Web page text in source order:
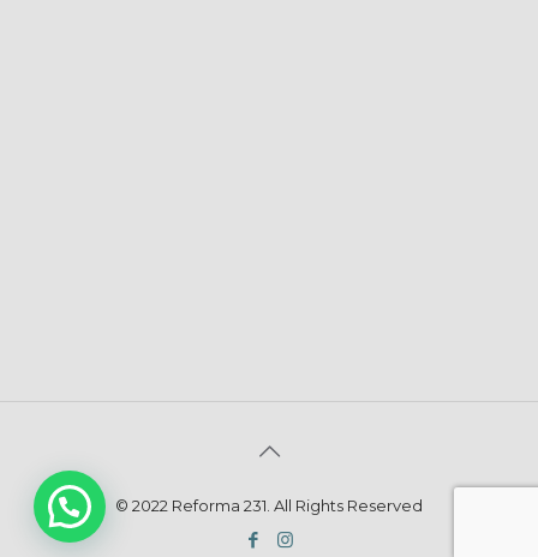
© 2022 Reforma 231. All Rights Reserved